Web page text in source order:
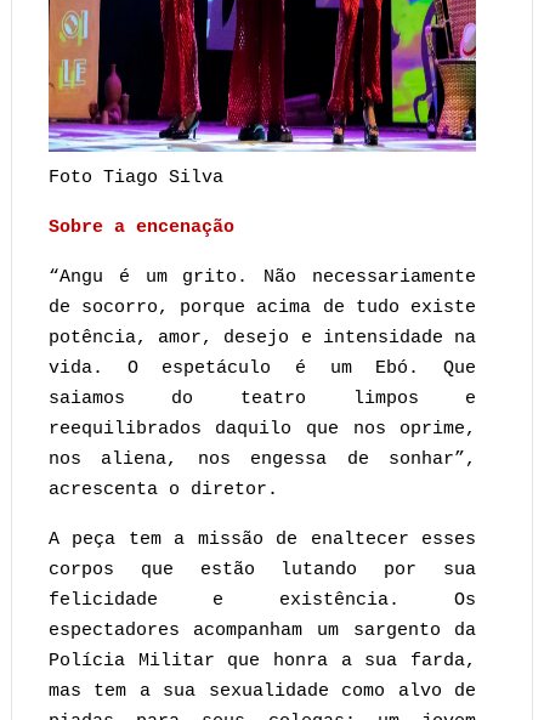
Foto Tiago Silva
Sobre a encenação
“Angu é um grito. Não necessariamente
de socorro, porque acima de tudo existe
potência, amor, desejo e intensidade na
vida. O espetáculo é um Ebó. Que
saiamos do teatro limpos e
reequilibrados daquilo que nos oprime,
nos aliena, nos engessa de sonhar”,
acrescenta o diretor.
A peça tem a missão de enaltecer esses
corpos que estão lutando por sua
felicidade e existência. Os
espectadores acompanham um sargento da
Polícia Militar que honra a sua farda,
mas tem a sua sexualidade como alvo de